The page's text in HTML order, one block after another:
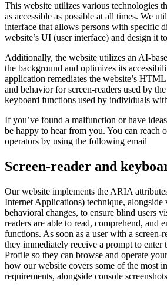
This website utilizes various technologies
as accessible as possible at all times. We
interface that allows persons with specific
website’s UI (user interface) and design it
Additionally, the website utilizes an AI-
the background and optimizes its
application remediates the website’s
and behavior for screen-readers used by
keyboard functions used by individuals
If you’ve found a malfunction or have
be happy to hear from you. You can reach
operators by using the following email
Screen-reader and
Our website implements the ARIA
Internet Applications) technique, alongside
behavioral changes, to ensure blind users
readers are able to read, comprehend, and
functions. As soon as a user with a screen-
they immediately receive a prompt to enter
Profile so they can browse and operate
how our website covers some of the most
requirements, alongside console